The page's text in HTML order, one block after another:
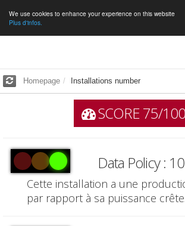
We use cookies to enhance your experience on this website
Plus d'infos.
Homepage Installations number
SCORE 75/100
Data Policy :
Cette installation a une
par rapport à sa puissance crête.